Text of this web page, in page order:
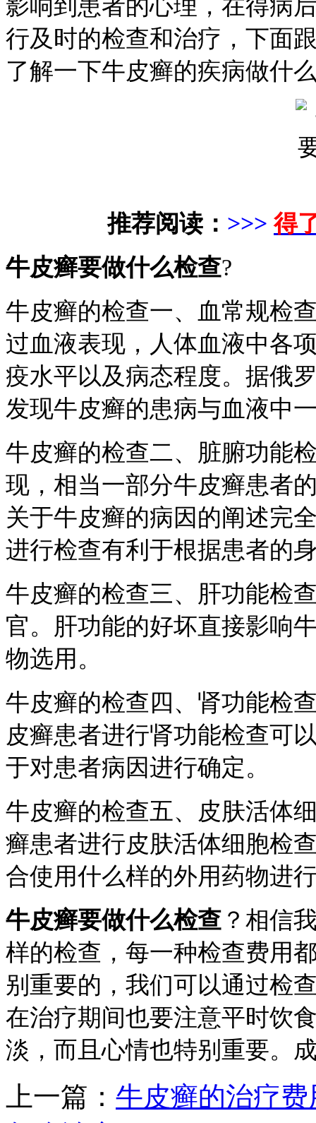
影响到患者的心理，在得病
行及时的检查和治疗，下面
了解一下牛皮癣的疾病做什
推荐阅读： >>> 得
牛皮癣要做什么检查?
牛皮癣的检查一、血常规检
过血液表现，人体血液中各
疫水平以及病态程度。据俄
发现牛皮癣的患病与血液中
牛皮癣的检查二、脏腑功能
现，相当一部分牛皮癣患者
关于牛皮癣的病因的阐述完
进行检查有利于根据患者的
牛皮癣的检查三、肝功能检
官。肝功能的好坏直接影响
物选用。
牛皮癣的检查四、肾功能检
皮癣患者进行肾功能检查可
于对患者病因进行确定。
牛皮癣的检查五、皮肤活体
癣患者进行皮肤活体细胞检
合使用什么样的外用药物进
牛皮癣要做什么检查 ？相信
样的检查，每一种检查费用
别重要的，我们可以通过检
在治疗期间也要注意平时饮
淡，而且心情也特别重要。
上一篇： 牛皮癣的治疗